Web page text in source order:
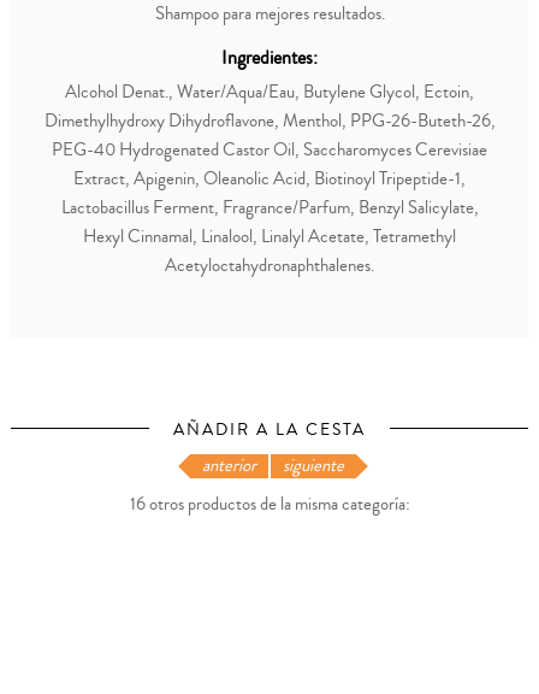
Shampoo para mejores resultados.
Ingredientes:
Alcohol Denat., Water/Aqua/Eau, Butylene Glycol, Ectoin,
Dimethylhydroxy Dihydroflavone, Menthol, PPG-26-Buteth-26,
PEG-40 Hydrogenated Castor Oil, Saccharomyces Cerevisiae
Extract, Apigenin, Oleanolic Acid, Biotinoyl Tripeptide-1,
Lactobacillus Ferment, Fragrance/Parfum, Benzyl Salicylate,
Hexyl Cinnamal, Linalool, Linalyl Acetate, Tetramethyl
Acetyloctahydronaphthalenes.
AÑADIR A LA CESTA
16 otros productos de la misma categoría:
anterior siguiente